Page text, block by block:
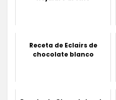
Receta de Eclairs de
chocolate blanco